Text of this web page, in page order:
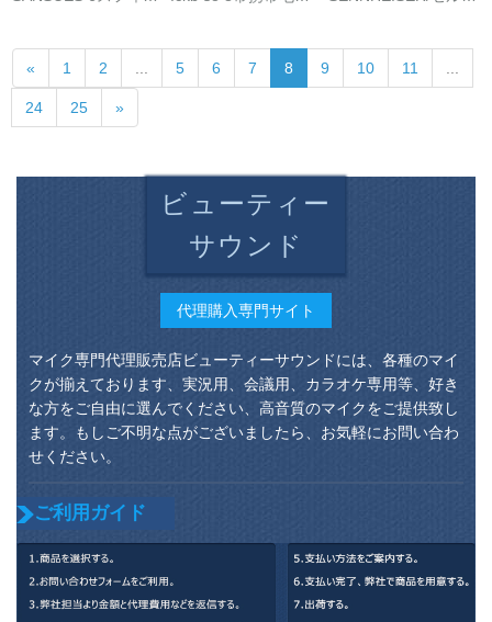
ヒット曲を歌にしま
す。全国の民のカラ
ックドのアネウサの
マイクの屋外での录
音设备のフルセトは
So 8サードです。
レフの现场インタワ
ー录音
« 1 2 5 6 7 8 9 10 11
24 25 »
ビューティー
サウンド
代理購入専門サイト
マイク専門代理販売店ビューティーサウンドには、各種のマイ
クが揃えております、実況用、会議用、カラオケ専用等、好き
な方をご自由に選んでください、高音質のマイクをご提供致し
ます。もしご不明な点がございましたら、お気軽にお問い合わ
せください。
ご利用ガイド